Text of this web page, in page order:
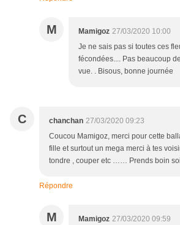
M Mamigoz 27/03/2020 10:00
Je ne sais pas si toutes ces
fécondées.... Pas beaucoup
vue. . Bisous, bonne journée
C chanchan 27/03/2020 09:23
Coucou Mamigoz, merci pour cette
fille et surtout un mega merci à tes
tondre , couper etc …… Prends boin
Répondre
M Mamigoz 27/03/2020 09:59